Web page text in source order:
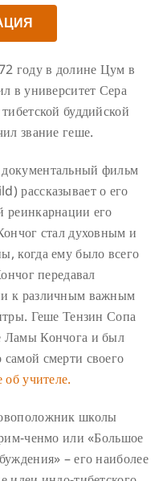
году в долине Цум в
в университет Сера
буддийской
звание геше.
фильм
рассказывает о его
реинкарнации его
стал духовным и
когда ему было всего
передавал
к различным важным
Геше Тензин Сопа
Ламы Кончога и был
смерти своего
учителе.
школы
ченмо или «Большое
– его наиболее